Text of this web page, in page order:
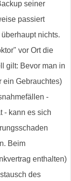
seiner
passiert
nichts.
vor Ort die
gilt: Bevor man in
ein Gebrauchtes)
-
- kann es sich
Beim
enthalten)
des